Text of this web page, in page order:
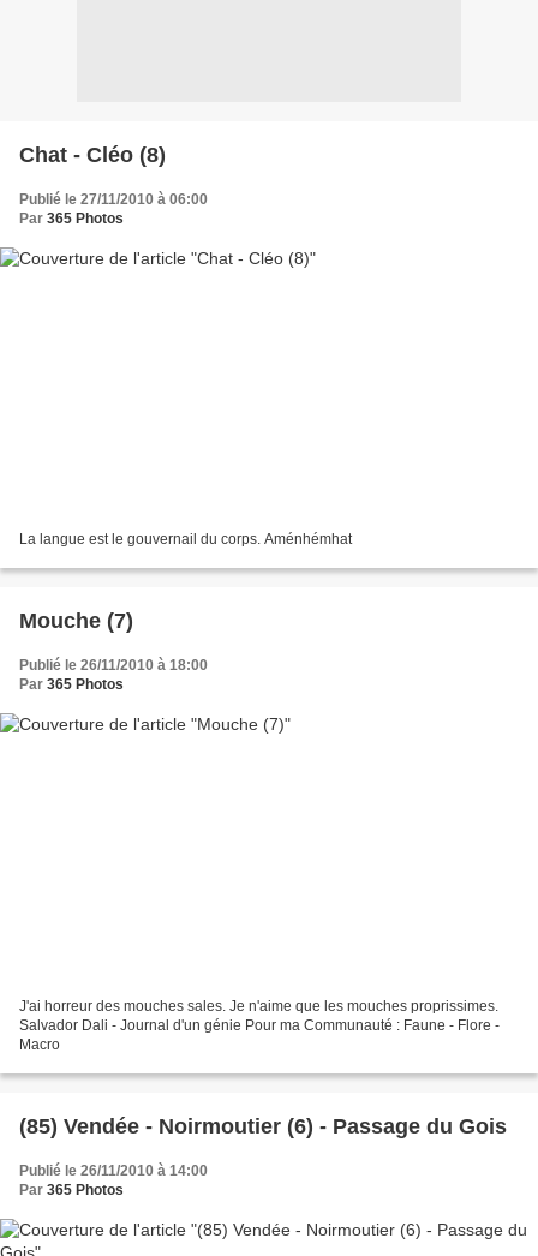
Chat - Cléo (8)
Publié le 27/11/2010 à 06:00
Par 365 Photos
La langue est le gouvernail du corps. Aménhémhat
Mouche (7)
Publié le 26/11/2010 à 18:00
Par 365 Photos
J'ai horreur des mouches sales. Je n'aime que les mouches proprissimes.
Salvador Dali - Journal d'un génie Pour ma Communauté : Faune - Flore -
Macro
(85) Vendée - Noirmoutier (6) - Passage du Gois
Publié le 26/11/2010 à 14:00
Par 365 Photos